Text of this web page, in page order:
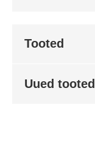
Tooted
Uued tooted